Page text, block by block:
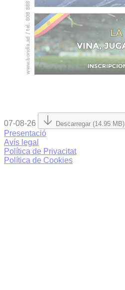
07-08-26 Descarregar (14.95 MB)
Presentació
Avís legal
Política de Privacitat
Política de Cookies